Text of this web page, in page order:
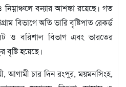
বন্যার আশঙ্কা রয়েছে। গত
বিভাগে অতি ভারি বৃষ্টিপাত রেকর্ড
ও বরিশাল বিভাগ এবং ভারতের
বৃষ্টি হয়েছে।
আগামী চার দিন রংপুর, ময়মনসিংহ,